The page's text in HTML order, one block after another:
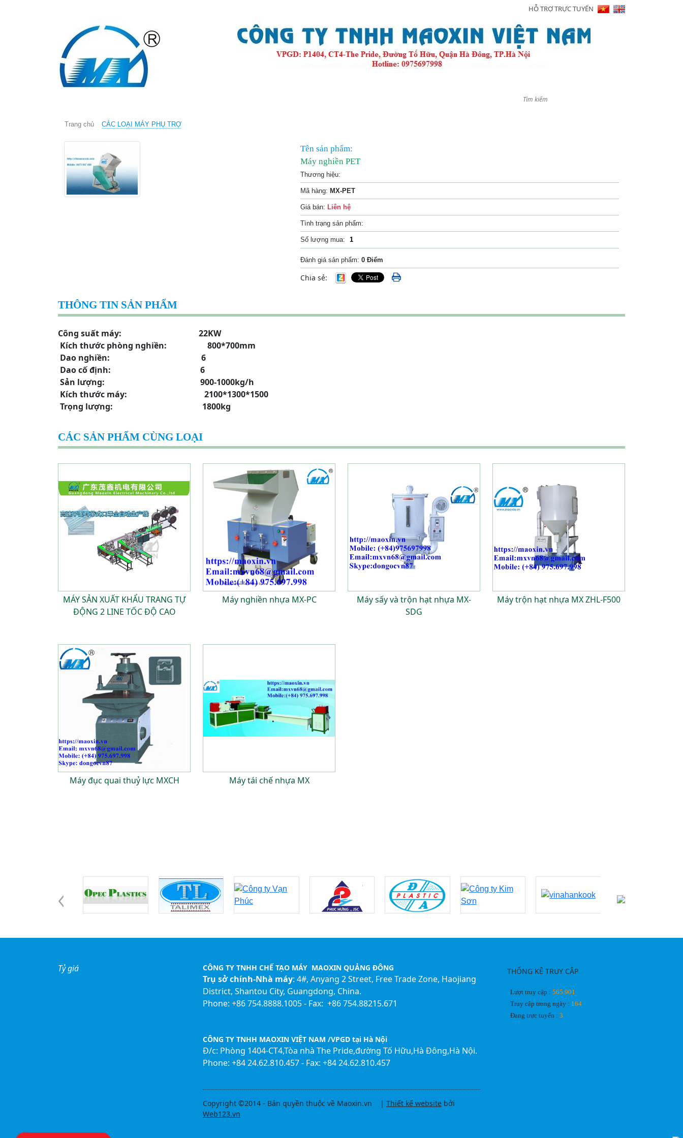
HỖ TRỢ TRỰC TUYẾN
Trang chủ CÁC LOẠI MÁY PHỤ TRỢ
Tên sản phẩm:
Máy nghiền PET
Thương hiệu:
Mã hàng: MX-PET
Giá bán: Liên hệ
Tình trạng sản phẩm:
Số lượng mua:
Đánh giá sản phẩm: 0 Điểm
Chia sẻ:
THÔNG TIN SẢN PHẨM
Công suất máy: 22KW
Kích thước phòng nghiền: 800*700mm
Dao nghiền: 6
Dao cố định: 6
Sản lượng: 900-1000kg/h
Kích thước máy: 2100*1300*1500
Trọng lượng: 1800kg
CÁC SẢN PHẨM CÙNG LOẠI
MÁY SẢN XUẤT KHẨU TRANG TỰ
ĐỘNG 2 LINE TỐC ĐỘ CAO
Máy nghiền nhựa MX-PC
Máy sấy và trộn hạt nhựa MX-
SDG
Máy trộn hạt nhựa MX ZHL-F500
Máy đục quai thuỷ lực MXCH Máy tái chế nhựa MX
Tỷ giá CÔNG TY TNHH CHẾ TẠO MÁY MAOXIN QUẢNG ĐÔNG
Trụ sở chính-Nhà máy: 4#, Anyang 2 Street, Free Trade Zone, Haojiang
District, Shantou City, Guangdong, China.
Phone: +86 754.8888.1005 - Fax: +86 754.88215.671
CÔNG TY TNHH MAOXIN VIỆT NAM /VPGD tại Hà Nội
Đ/c: Phòng 1404-CT4,Tòa nhà The Pride,đường Tố Hữu,Hà Đông,Hà Nội.
Phone: +84 24.62.810.457 - Fax: +84 24.62.810.457
Copyright ©2014 - Bản quyền thuộc về Maoxin.vn | Thiết kế website bởi
Web123.vn
THỐNG KÊ TRUY CẬP
Lượt truy cập : 565.901
Truy cập trong ngày : 164
Đang trực tuyến : 3